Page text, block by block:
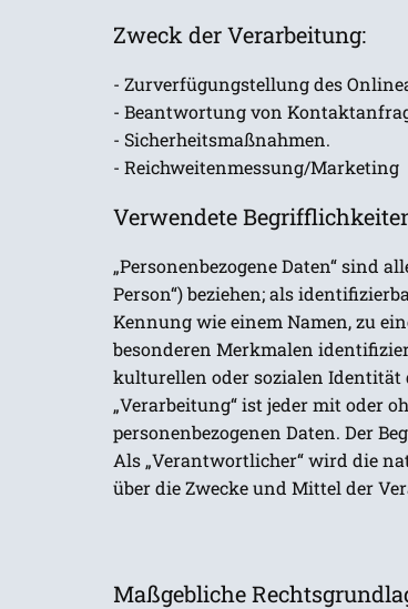
Zweck der Verarbeitung:
- Zurverfügungstellung des
- Beantwortung von
- Sicherheitsmaßnahmen.
- Reichweitenmessung/Marketing
Verwendete
„Personenbezogene Daten“ sind
Person“) beziehen; als
Kennung wie einem Namen, zu
besonderen Merkmalen
kulturellen oder sozialen Identität
„Verarbeitung“ ist jeder mit oder
personenbezogenen Daten. Der
Als „Verantwortlicher“ wird die
über die Zwecke und Mittel der
Maßgebliche